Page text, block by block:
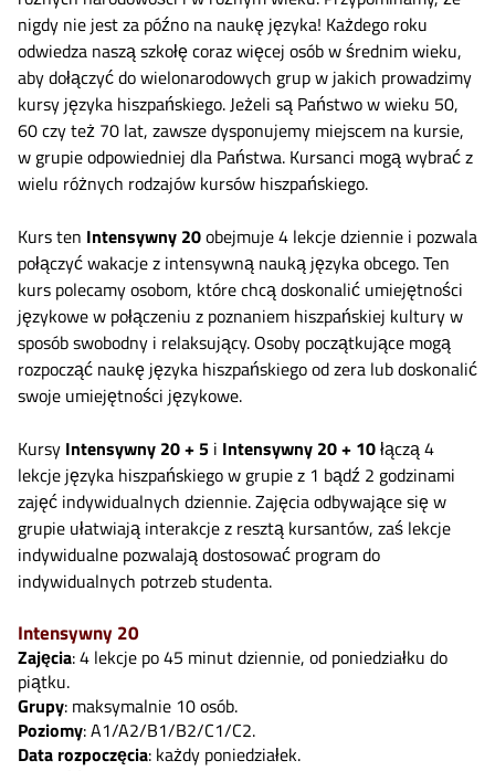
nigdy nie jest za późno na naukę języka! Każdego roku
odwiedza naszą szkołę coraz więcej osób w średnim wieku,
aby dołączyć do wielonarodowych grup w jakich prowadzimy
kursy języka hiszpańskiego. Jeżeli są Państwo w wieku 50,
60 czy też 70 lat, zawsze dysponujemy miejscem na kursie,
w grupie odpowiedniej dla Państwa. Kursanci mogą wybrać z
wielu różnych rodzajów kursów hiszpańskiego.
Kurs ten Intensywny 20obejmuje 4 lekcje dziennie i pozwala
połączyć wakacje z intensywną nauką języka obcego. Ten
kurs polecamy osobom, które chcą doskonalić umiejętności
językowe w połączeniu z poznaniem hiszpańskiej kultury w
sposób swobodny i relaksujący. Osoby początkujące mogą
rozpocząć naukę języka hiszpańskiego od zera lub doskonalić
swoje umiejętności językowe.
Kursy Intensywny 20 + 5 i Intensywny 20 + 10łączą 4
lekcje języka hiszpańskiego w grupie z 1 bądź 2 godzinami
zajęć indywidualnych dziennie. Zajęcia odbywające się w
grupie ułatwiają interakcje z resztą kursantów, zaś lekcje
indywidualne pozwalają dostosować program do
indywidualnych potrzeb studenta.
Intensywny 20
Zajęcia: 4 lekcje po 45 minut dziennie, od poniedziałku do
piątku.
Grupy: maksymalnie 10 osób.
Poziomy: A1/A2/B1/B2/C1/C2.
Data rozpoczęcia: każdy poniedziałek.